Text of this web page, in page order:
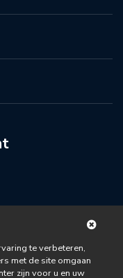
te verbeteren,
met de site omgaan
zijn voor u en uw